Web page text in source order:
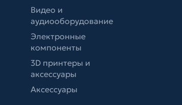
Видео и
аудиооборудование
Электронные
компоненты
3D принтеры и
аксессуары
Аксессуары